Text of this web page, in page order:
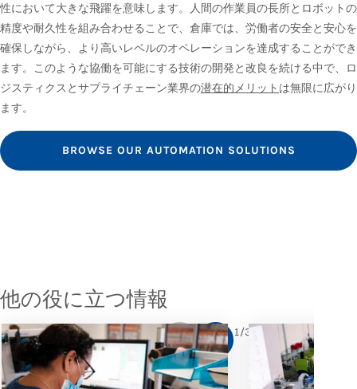
性において大きな飛躍を意味します。人間の作業員の長所とロボットの
精度や耐久性を組み合わせることで、倉庫では、労働者の安全と安心を
確保しながら、より高いレベルのオペレーションを達成することができ
ます。このような協働を可能にする技術の開発と改良を続ける中で、ロ
ジスティクスとサプライチェーン業界の潜在的メリット は無限に広がり
ます。
BROWSE OUR AUTOMATION SOLUTIONS
他の役に立つ情報
1/3